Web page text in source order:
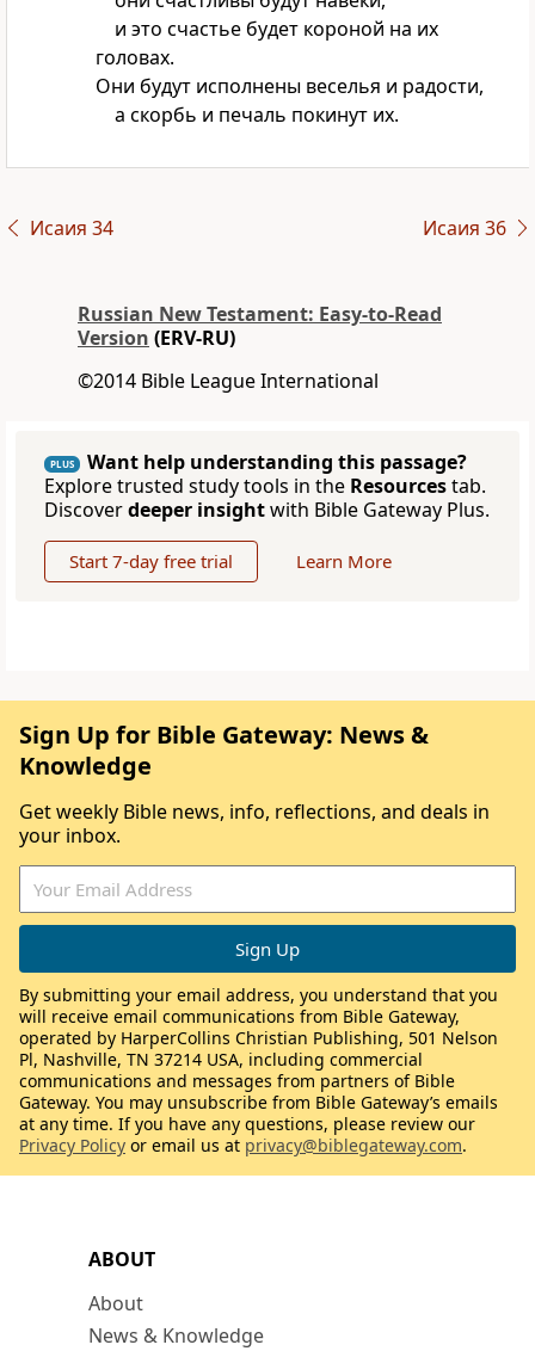
и это счастье будет короной на их
головах.
Они будут исполнены веселья и радости,
а скорбь и печаль покинут их.
Исаия 34 Исаия 36
Russian New Testament: Easy-to-Read
Version (ERV-RU)
©2014 Bible League International
PLUS
Want help understanding this passage?
Explore trusted study tools in the Resourcestab.
Discoverdeeper insightwith Bible Gateway Plus.
Start 7-day free trial Learn More
ABOUT
About
News & Knowledge
Sign Up for Bible Gateway: News &
Knowledge
Get weekly Bible news, info, reflections, and deals in
your inbox.
By submitting your email address, you understand that you
will receive email communications from Bible Gateway,
operated by HarperCollins Christian Publishing, 501 Nelson
Pl, Nashville, TN 37214 USA, including commercial
communications and messages from partners of Bible
Gateway. You may unsubscribe from Bible Gateway’s emails
at any time. If you have any questions, please review our
Privacy Policy or email us at privacy@biblegateway.com.